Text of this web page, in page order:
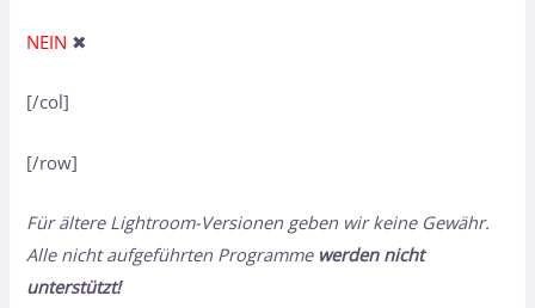
NEIN ✖
[/col]
[/row]
Für ältere Lightroom-Versionen geben wir keine Gewähr.
Alle nicht aufgeführten Programme werden nicht
unterstützt!